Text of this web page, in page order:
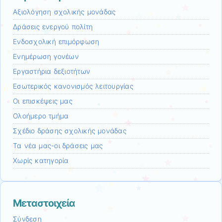
Αξιολόγηση σχολικής μονάδας
Δράσεις ενεργού πολίτη
Ενδοσχολική επιμόρφωση
Ενημέρωση γονέων
Εργαστήρια δεξιοτήτων
Εσωτερικός κανονισμός λειτουργίας
Οι επισκέψεις μας
Ολοήμερο τμήμα
Σχέδιο δράσης σχολικής μονάδας
Τα νέα μας-οι δράσεις μας
Χωρίς κατηγορία
Μεταστοιχεία
Σύνδεση